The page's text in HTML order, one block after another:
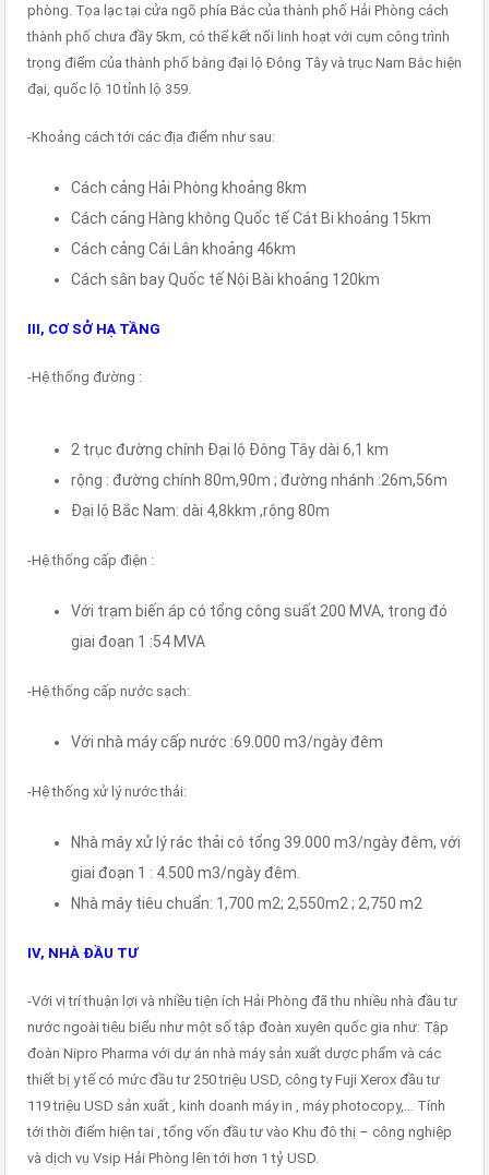
phòng. Tọa lạc tại cửa ngõ phía Bắc của thành phố Hải Phòng cách
thành phố chưa đầy 5km, có thể kết nối linh hoạt với cụm công trình
trọng điểm của thành phố bằng đại lộ Đông Tây và trục Nam Bắc hiện
đại, quốc lộ 10 tỉnh lộ 359.
-Khoảng cách tới các địa điểm như sau:
Cách cảng Hải Phòng khoảng 8km
Cách cảng Hàng không Quốc tế Cát Bi khoảng 15km
Cách cảng Cái Lân khoảng 46km
Cách sân bay Quốc tế Nội Bài khoảng 120km
III, CƠ SỞ HẠ TẦNG
-Hệ thống đường :
2 trục đường chính Đại lộ Đông Tây dài 6,1 km
rộng : đường chính 80m,90m ; đường nhánh :26m,56m
Đại lộ Bắc Nam: dài 4,8kkm ,rộng 80m
-Hệ thống cấp điện :
Với trạm biến áp có tổng công suất 200 MVA, trong đó
giai đoạn 1 :54 MVA
-Hệ thống cấp nước sạch:
Với nhà máy cấp nước :69.000 m3/ngày đêm
-Hệ thống xử lý nước thải:
Nhà máy xử lý rác thải có tổng 39.000 m3/ngày đêm, với
giai đoạn 1 : 4.500 m3/ngày đêm.
Nhà máy tiêu chuẩn: 1,700 m2; 2,550m2 ; 2,750 m2
IV, NHÀ ĐẦU TƯ
-Với vị trí thuận lợi và nhiều tiện ích Hải Phòng đã thu nhiều nhà đầu tư
nước ngoài tiêu biểu như một số tập đoàn xuyên quốc gia như: Tập
đoàn Nipro Pharma với dự án nhà máy sản xuất dược phẩm và các
thiết bị y tế có mức đầu tư 250 triệu USD, công ty Fuji Xerox đầu tư
119 triệu USD sản xuất , kinh doanh máy in , máy photocopy,… Tính
tới thời điểm hiện tai , tổng vốn đầu tư vào Khu đô thị – công nghiệp
và dịch vụ Vsip Hải Phòng lên tới hơn 1 tỷ USD.